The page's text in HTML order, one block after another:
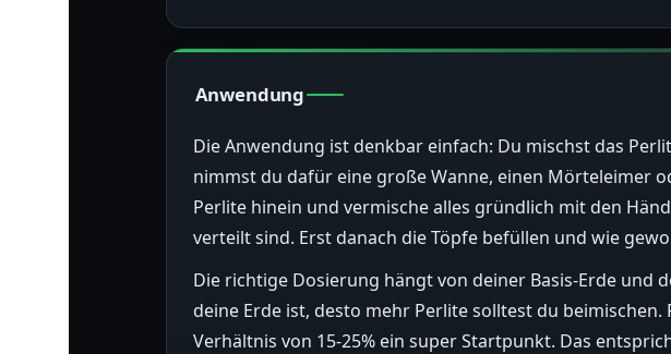
Anwendung
Die Anwendung ist denkbar einfach: Du mischst das
nimmst du dafür eine große Wanne, einen Mörteleimer
Perlite hinein und vermische alles gründlich mit den
verteilt sind. Erst danach die Töpfe befüllen und wie
Die richtige Dosierung hängt von deiner Basis-Erde und
deine Erde ist, desto mehr Perlite solltest du
Verhältnis von 15-25% ein super Startpunkt. Das